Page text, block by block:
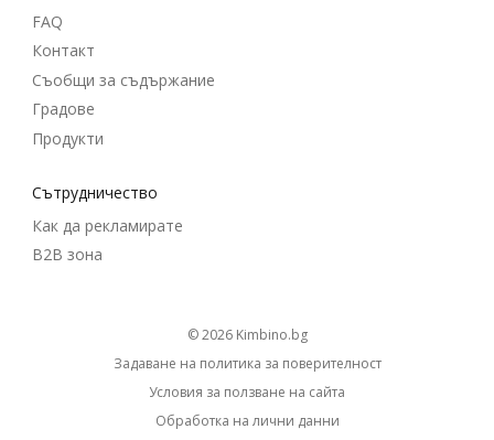
FAQ
Контакт
Съобщи за съдържание
Градове
Продукти
Cътрудничество
Как да рекламирате
B2B зона
© 2026 kimbino.bg
Задаване на политика за поверителност
Условия за ползване на сайта
Обработка на лични данни